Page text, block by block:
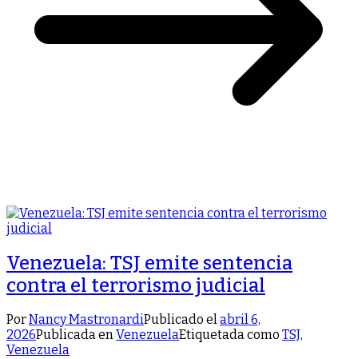
Venezuela: TSJ emite sentencia
contra el terrorismo judicial
PorNancy MastronardiPublicado elabril 6,
2026Publicada enVenezuelaEtiquetada como TSJ,
Venezuela